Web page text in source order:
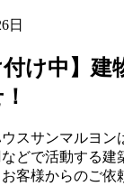
日
付け中】建
スサンマルヨン
どで活動する建
客様からのご依